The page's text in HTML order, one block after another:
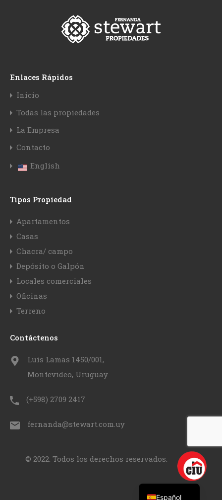
Enlaces Rápidos
Inicio
Todas las propiedades
La Empresa
Contacto
English
Tipos Propiedad
Apartamentos
Casas
Chacra/ campo
Depósito o Galpón
Locales comerciales
Oficinas
Terreno
Contáctenos
Luis Lamas 1450/001,
Montevideo, Uruguay
(+598) 2709 2417
fernanda@stewart.com.uy
© 2022. Todos los derechos reservados.
Español